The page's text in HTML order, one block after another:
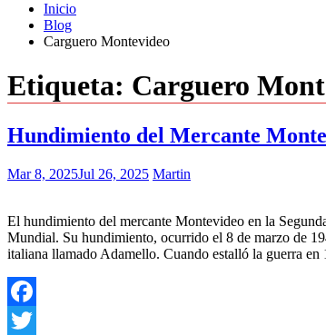
Inicio
Blog
Carguero Montevideo
Etiqueta: Carguero
Hundimiento del Mercante
Mar 8, 2025Jul 26, 2025 Martin
El hundimiento del mercante Montevideo en la
Mundial. Su hundimiento, ocurrido el 8 de marzo de
italiana llamado Adamello. Cuando estalló la guerra
Facebook